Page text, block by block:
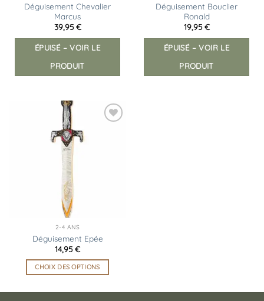
Déguisement Chevalier
Marcus
39,95€
ÉPUISÉ – VOIR LE
PRODUIT
Déguisement Bouclier
Ronald
19,95€
ÉPUISÉ – VOIR LE
PRODUIT
2-4 ANS
Déguisement Epée
14,95€
CHOIX DES OPTIONS
produit